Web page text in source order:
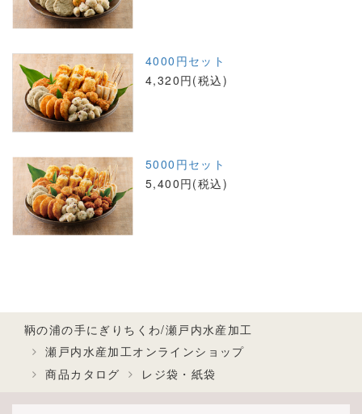
4000円セット
4,320円(税込)
5000円セット
5,400円(税込)
鞆の浦の手にぎりちくわ/瀬戸内水産加工
瀬戸内水産加工オンラインショップ
商品カタログ
レジ袋・紙袋